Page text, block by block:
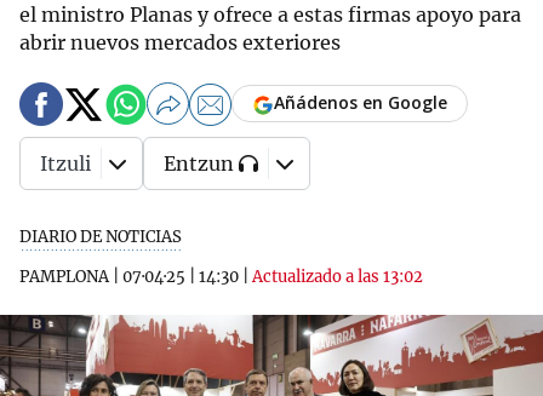
el ministro Planas y ofrece a estas firmas apoyo para
abrir nuevos mercados exteriores
DIARIO DE NOTICIAS
PAMPLONA| 07·04·25 14:30 |Actualizado a las 13:02
Añádenos en Google
Itzuli Entzun